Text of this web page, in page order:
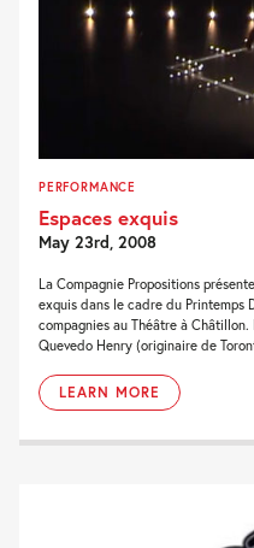
PERFORMANCE
Espaces exquis
May 23rd, 2008
La Compagnie Propositions
exquis dans le cadre du Printemps
compagnies au Théâtre à
Quevedo Henry (originaire de
LEARN MORE